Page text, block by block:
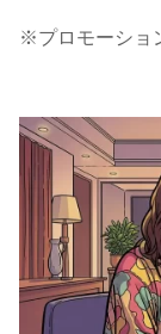
※プロモーショ